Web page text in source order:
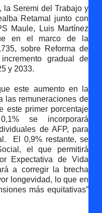
la Seremi del Trabajo y
Retamal junto con
Maule, Luis Martínez
en el marco de la
sobre Reforma de
gradual de
y 2033.
este aumento en la
las remuneraciones de
este primer porcentaje
se incorporará
de AFP, para
El 0,9% restante, se
el que permitirá
Expectativa de Vida
a corregir la brecha
longevidad, lo que en
más equitativas”